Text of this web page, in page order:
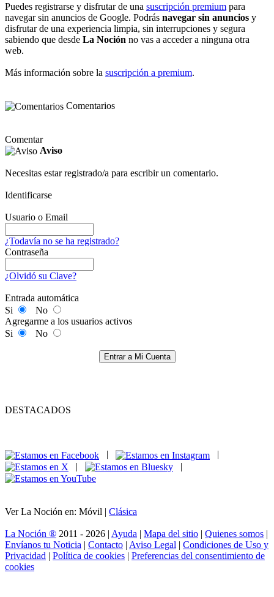
Puedes registrarse y disfrutar de una suscripción premium para
navegar sin anuncios de Google. Podrás navegar sin anuncios y
disfrutar de una experiencia limpia, sin interrupciones y segura
sabiendo que desde La Noción no vas a acceder a ninguna otra
web.
Más información sobre la suscripción a premium.
Comentarios
Comentar
Aviso
Necesitas estar registrado/a para escribir un comentario.
Identificarse
Usuario o Email
¿Todavía no se ha registrado?
Contraseña
¿Olvidó su Clave?
Entrada automática
Si
No
Agregarme a los usuarios activos
Si
No
Entrar a Mi Cuenta
DESTACADOS
|
|
Ver La Noción en: Móvil | Clásica
La Noción ® 2011 - 2026 | Ayuda | Mapa del sitio | Quienes somos |
Envíanos tu Noticia | Contacto | Aviso Legal | Condiciones de Uso y
Privacidad | Política de cookies | Preferencias del consentimiento de
cookies